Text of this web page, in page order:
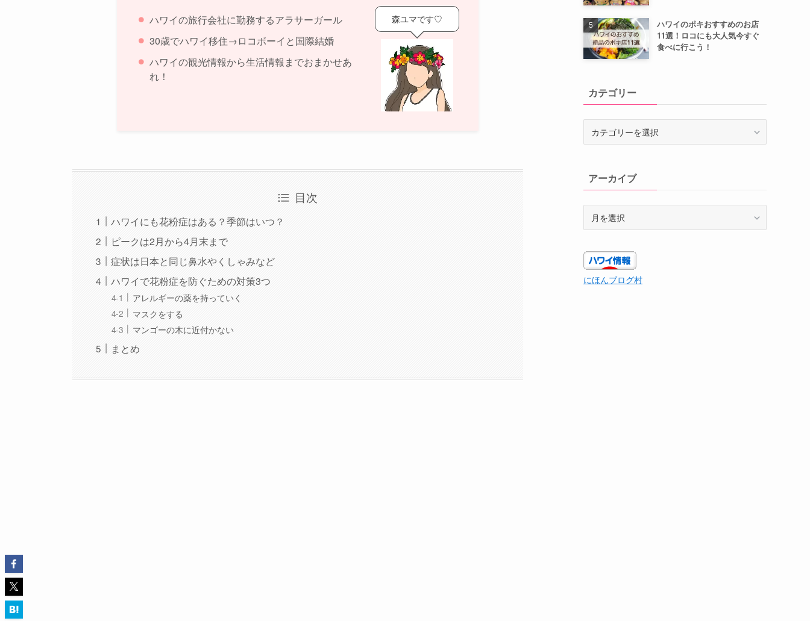
ハワイの旅行会社に勤務するアラサーガール
30歳でハワイ移住→ロコボーイと国際結婚
ハワイの観光情報から生活情報までおまかせあ
れ！
森ユマです♡
目次
ハワイにも花粉症はある？季節はいつ？
ピークは2月から4月末まで
症状は日本と同じ鼻水やくしゃみなど
ハワイで花粉症を防ぐための対策3つ
アレルギーの薬を持っていく
マスクをする
マンゴーの木に近付かない
まとめ
ハワイのポキおすすめのお店
11選！ロコにも大人気今すぐ
食べに行こう！
カテゴリー
ーアーカイブ
イ
ブ
にほんブログ村